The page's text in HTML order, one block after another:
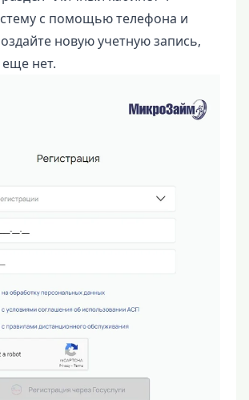
с помощью телефона и
новую учетную запись,
еще нет.